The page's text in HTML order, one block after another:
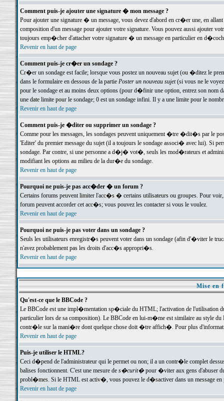
Comment puis-je ajouter une signature � mon message ?
Pour ajouter une signature � un message, vous devez d'abord en cr�er une, en
composition d'un message pour ajouter votre signature. Vous pouvez aussi ajouter
toujours emp�cher d'attacher votre signature � un message en particulier en
Revenir en haut de page
Comment puis-je cr�er un sondage ?
Cr�er un sondage est facile; lorsque vous postez un nouveau sujet (ou �ditez le
dans le formulaire en dessous de la partie Poster un nouveau sujet(si vous ne le voyez
pour le sondage et au moins deux options (pour d�finir une option, entrez son nom
une date limite pour le sondage; 0 est un sondage infini. Il y a une limite pour le
Revenir en haut de page
Comment puis-je �diter ou supprimer un sondage ?
Comme pour les messages, les sondages peuvent uniquement �tre �dit�s par le
'Editer' du premier message du sujet (il a toujours le sondage associ� avec lui). Si
sondage. Par contre, si une personne a d�j� vot�, seuls les mod�rateurs et
modifiant les options au milieu de la dur�e du sondage.
Revenir en haut de page
Pourquoi ne puis-je pas acc�der � un forum ?
Certains forums peuvent limiter l'acc�s � certains utilisateurs ou groupes. Pour
forum peuvent accorder cet acc�s; vous pouvez les contacter si vous le voulez.
Revenir en haut de page
Pourquoi ne puis-je pas voter dans un sondage ?
Seuls les utilisateurs enregistr�s peuvent voter dans un sondage (afin d'�viter le
n'avez probablement pas les droits d'acc�s appropri�s.
Revenir en haut de page
Mise en
Qu'est-ce que le BBCode ?
Le BBCode est une impl�mentation sp�ciale du HTML; l'activation de l'utilisation
particulier lors de sa composition). Le BBCode en lui-m�me est similaire au style
contr�le sur la mani�re dont quelque chose doit �tre affich�. Pour plus
Revenir en haut de page
Puis-je utiliser le HTML?
Ceci d�pend de l'administrateur qui le permet ou non; il a un contr�le complet
balises fonctionnent. C'est une mesure de s�curit�pour �viter aux gens d'abuser
probl�mes. Si le HTML est activ�, vous pouvez le d�sactiver dans un message en
Revenir en haut de page